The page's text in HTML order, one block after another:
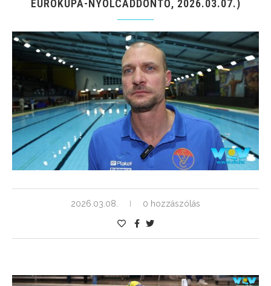
EUROKUPA-NYOLCADDÖNTŐ, 2026.03.07.)
2026.03.08. 0 hozzászólás